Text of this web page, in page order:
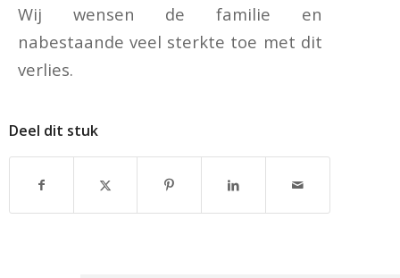
Wij wensen de familie en
nabestaande veel sterkte toe met dit
verlies.
Deel dit stuk